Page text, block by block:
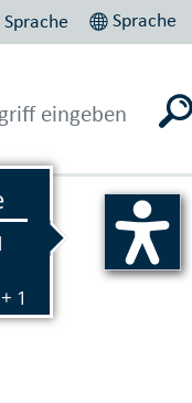
Sprache